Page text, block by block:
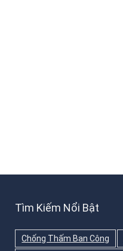
Tìm Kiếm Nổi Bật
Chống Thấm Ban Công